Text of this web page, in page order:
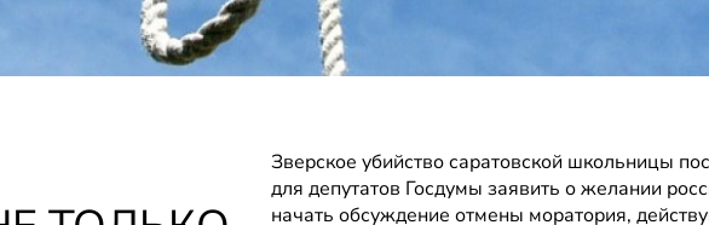
Зверское убийство саратовской школьницы
для депутатов Госдумы заявить о желании
начать обсуждение отмены моратория,